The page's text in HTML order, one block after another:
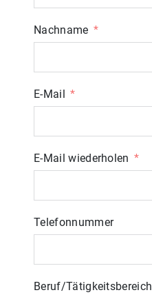
Nachname
E-Mail
E-Mail wiederholen
Telefonnummer
Beruf/Tätigkeitsbereich